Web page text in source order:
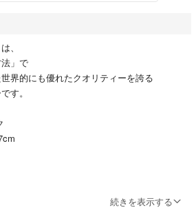
、
」で
界的にも優れたクオリティーを誇る
す。
続きを表示する